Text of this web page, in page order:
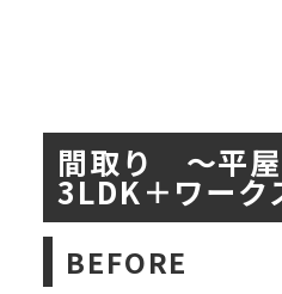
間取り ～平屋
3LDK＋ワーク
BEFORE